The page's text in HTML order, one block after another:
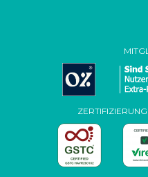
ZERTIFIZIERUNG